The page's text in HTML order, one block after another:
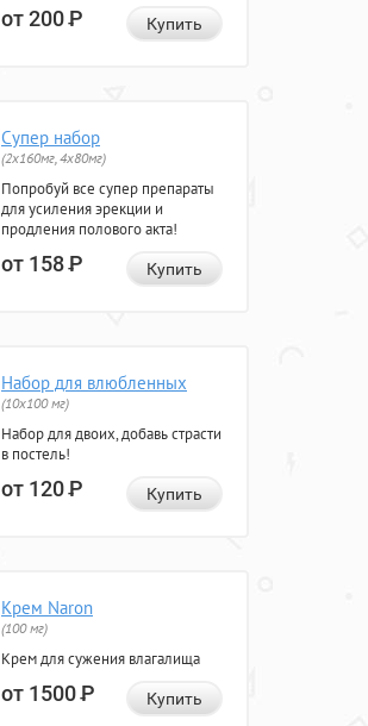
от 200Р Купить
Супер набор
(2х160мг, 4х80мг)
Попробуй все супер препараты
для усиления эрекции и
продления полового акта!
от 158Р Купить
Набор для влюбленных
(10х100 мг)
Набор для двоих, добавь страсти
в постель!
от 120Р Купить
Крем Naron
(100 мг)
Крем для сужения влагалища
от 1500Р Купить